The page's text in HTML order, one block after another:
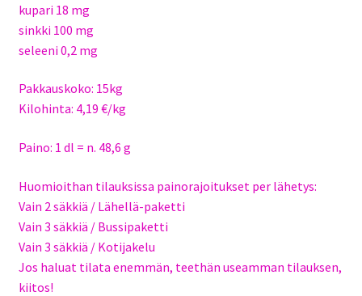
kupari 18 mg
sinkki 100 mg
seleeni 0,2 mg
Pakkauskoko: 15kg
Kilohinta: 4,19 €/kg
Paino: 1 dl = n. 48,6 g
Huomioithan tilauksissa painorajoitukset per lähetys:
Vain 2 säkkiä / Lähellä-paketti
Vain 3 säkkiä / Bussipaketti
Vain 3 säkkiä / Kotijakelu
Jos haluat tilata enemmän, teethän useamman tilauksen,
kiitos!